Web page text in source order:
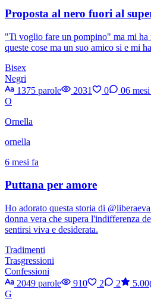
Proposta al nero fuori al
"Ti voglio fare un pompino" ma mi ha
queste cose ma un suo amico si e mi
Bisex
Negri
1375 parole
2031 0 06
O
Ornella
ornella
6 mesi fa
Puttana per amore
Ho adorato questa storia di
donna vera che supera l'indifferenza
sentirsi viva e desiderata.
Tradimenti
Trasgressioni
Confessioni
2049 parole
910 2 2
G